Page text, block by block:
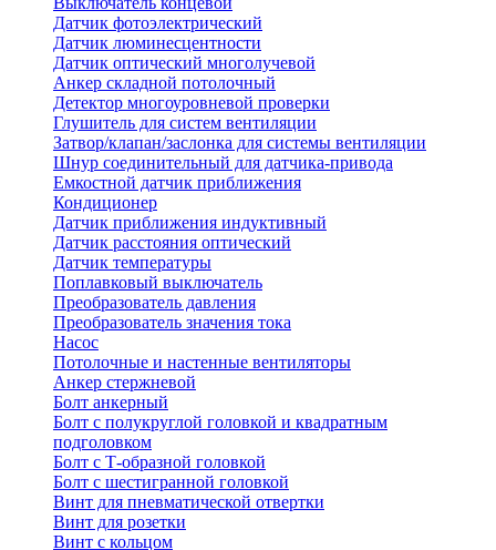
Датчик фотоэлектрический
Датчик люминесцентности
Датчик оптический многолучевой
Анкер складной потолочный
Детектор многоуровневой проверки
Глушитель для систем вентиляции
Затвор/клапан/заслонка для системы вентиляции
Шнур соединительный для датчика-привода
Емкостной датчик приближения
Кондиционер
Датчик приближения индуктивный
Датчик расстояния оптический
Датчик температуры
Поплавковый выключатель
Преобразователь давления
Преобразователь значения тока
Насос
Потолочные и настенные вентиляторы
Анкер стержневой
Болт анкерный
Болт с полукруглой головкой и квадратным
подголовком
Болт с Т-образной головкой
Болт с шестигранной головкой
Винт для пневматической отвертки
Винт для розетки
Винт с кольцом